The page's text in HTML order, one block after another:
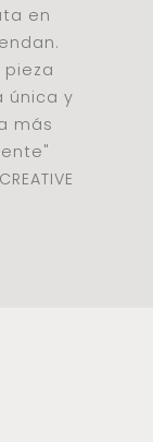
en
única y
más